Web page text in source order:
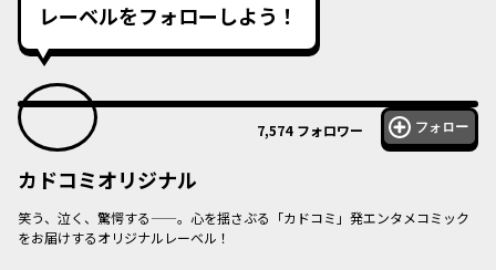
レーベルをフォローしよう！
7,574 フォロワー フォロー
カドコミオリジナル
笑う、泣く、驚愕する——。心を揺さぶる「カドコミ」発エンタメコミック
をお届けするオリジナルレーベル！